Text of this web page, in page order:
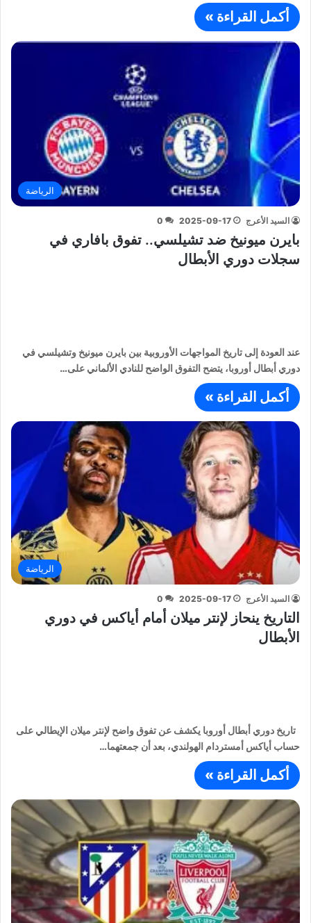
أكمل القراءة »
الرياضة
السيد الأعرج 2025-09-17
0
بايرن ميونيخ ضد تشيلسي.. تفوق بافاري في
سجلات دوري الأبطال
عند العودة إلى تاريخ المواجهات الأوروبية بين بايرن ميونيخ وتشيلسي في
دوري أبطال أوروبا، يتضح التفوق الواضح للنادي الألماني على…
أكمل القراءة »
الرياضة
السيد الأعرج 2025-09-17
0
التاريخ ينحاز لإنتر ميلان أمام أياكس في دوري
الأبطال
تاريخ دوري أبطال أوروبا يكشف عن تفوق واضح لإنتر ميلان الإيطالي على
حساب أياكس أمستردام الهولندي، بعد أن جمعتهما…
أكمل القراءة »